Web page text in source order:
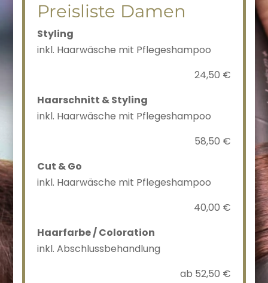
Preisliste Damen
Styling
inkl. Haarwäsche mit Pflegeshampoo
24,50 €
Haarschnitt & Styling
inkl. Haarwäsche mit Pflegeshampoo
58,50 €
Cut & Go
inkl. Haarwäsche mit Pflegeshampoo
40,00 €
Haarfarbe / Coloration
inkl. Abschlussbehandlung
ab 52,50 €